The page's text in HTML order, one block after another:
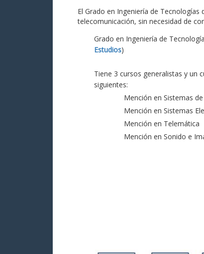
El Grado en Ingeniería de
telecomunicación, sin necesidad de
Grado en Ingeniería de
Estudios)
Tiene 3 cursos generalistas y un
siguientes:
Mención en Sistemas
Mención en Sistemas
Mención en Telemática
Mención en Sonido e